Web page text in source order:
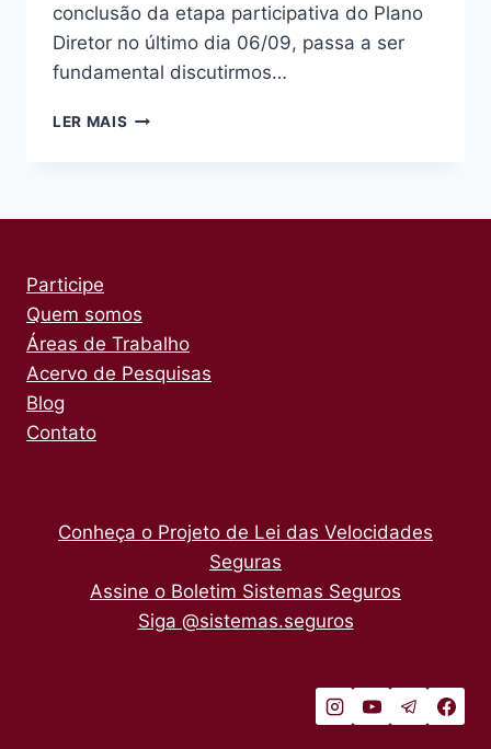
conclusão da etapa participativa do Plano
Diretor no último dia 06/09, passa a ser
fundamental discutirmos…
LER MAIS REUNIÃO
Participe
Quem somos
Áreas de Trabalho
Acervo de Pesquisas
Blog
Contato
Conheça o Projeto de Lei das Velocidades
Seguras
Assine o Boletim Sistemas Seguros
Siga @sistemas.seguros